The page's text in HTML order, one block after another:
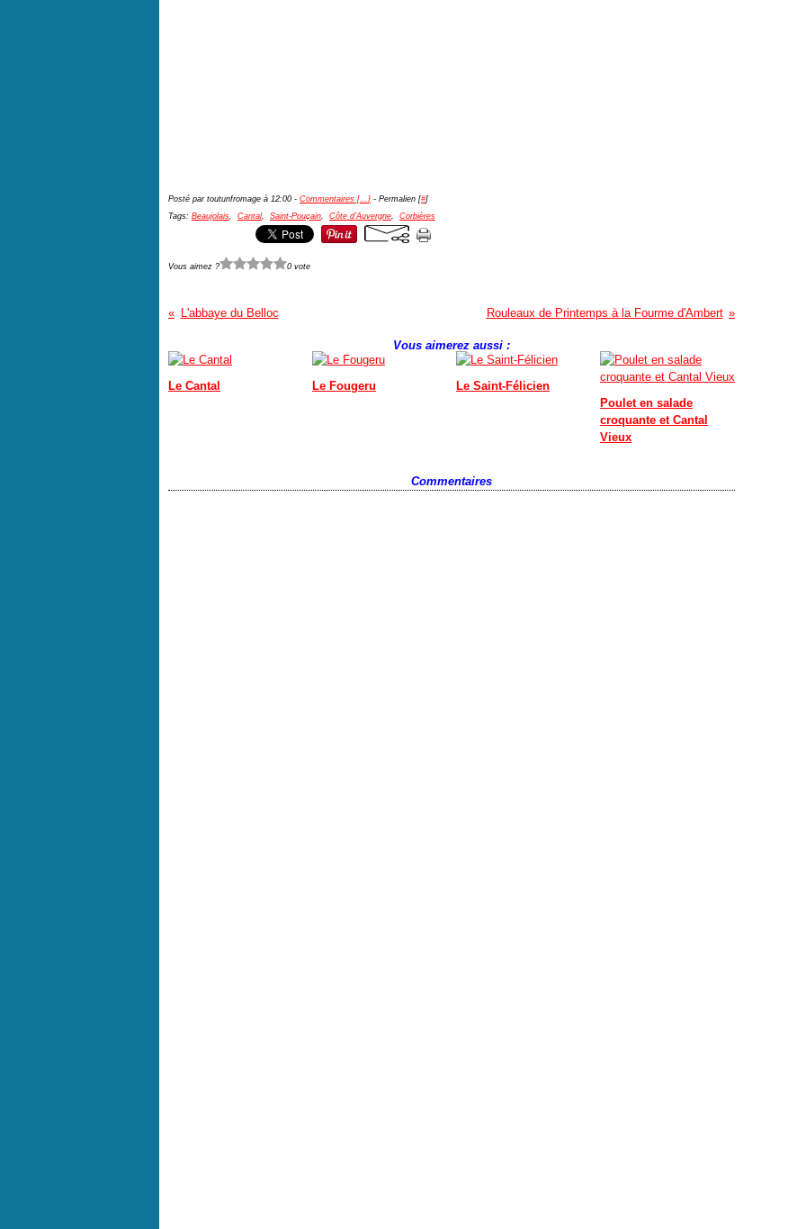
Posté par toutunfromage à 12:00 - Commentaires […] - Permalien [#]
Tags: Beaujolais, Cantal, Saint-Pouçain, Côte d'Auvergne, Corbières
Vous aimez ? 0 vote
L'abbaye du Belloc Rouleaux de Printemps à la Fourme d'Ambert
Vous aimerez aussi :
Le Cantal Le Fougeru
Le Saint-Félicien
Poulet en salade
croquante et Cantal
Vieux
Commentaires